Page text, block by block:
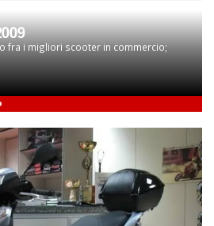
fra i migliori scooter in commercio;